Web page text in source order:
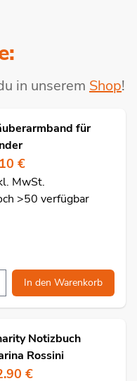
in unserem Shop!
für
€
MwSt.
>50 verfügbar
In den Warenkorb
Notizbuch
Rossini
€